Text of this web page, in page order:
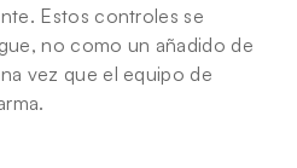
Estos controles se
no como un añadido de
vez que el equipo de